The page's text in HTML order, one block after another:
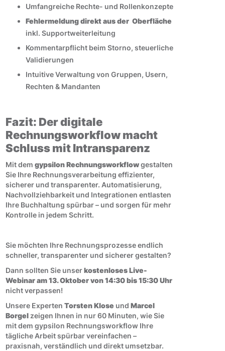
Umfangreiche Rechte- und Rollenkonzepte
Fehlermeldung direkt aus der Oberfläche
inkl. Supportweiterleitung
Kommentarpflicht beim Storno, steuerliche
Validierungen
Intuitive Verwaltung von Gruppen, Usern,
Rechten & Mandanten
Fazit: Der digitale
Rechnungsworkflow macht
Schluss mit Intransparenz
Mit dem gypsilon Rechnungsworkflowgestalten
Sie Ihre Rechnungsverarbeitung effizienter,
sicherer und transparenter. Automatisierung,
Nachvollziehbarkeit und Integrationen entlasten
Ihre Buchhaltung spürbar – und sorgen für mehr
Kontrolle in jedem Schritt.
Sie möchten Ihre Rechnungsprozesse endlich
schneller, transparenter und sicherer gestalten?
Dann sollten Sie unserkostenloses Live-
Webinar am 13. Oktober von 14:30 bis 15:30 Uhr
nicht verpassen!
Unsere Experten Torsten Klose und Marcel
Borgel zeigen Ihnen in nur 60 Minuten, wie Sie
mit dem gypsilon Rechnungsworkflow Ihre
tägliche Arbeit spürbar vereinfachen –
praxisnah, verständlich und direkt umsetzbar.